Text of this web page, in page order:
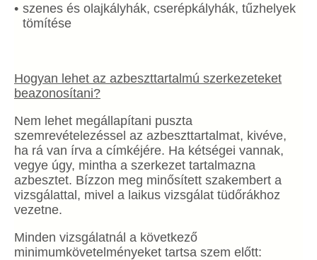
szenes és olajkályhák, cserépkályhák, tűzhelyek
tömítése
Hogyan lehet az azbeszttartalmú szerkezeteket
beazonosítani?
Nem lehet megállapítani puszta
szemrevételezéssel az azbeszttartalmat, kivéve,
ha rá van írva a címkéjére. Ha kétségei vannak,
vegye úgy, mintha a szerkezet tartalmazna
azbesztet. Bízzon meg minősített szakembert a
vizsgálattal, mivel a laikus vizsgálat tüdőrákhoz
vezetne.
Minden vizsgálatnál a következő
minimumkövetelményeket tartsa szem előtt: